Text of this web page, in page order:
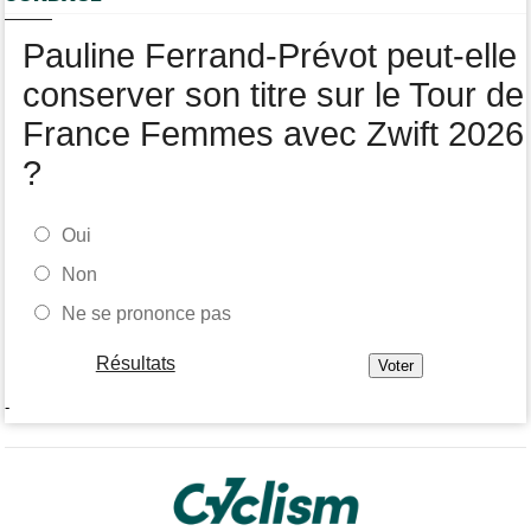
Pauline Ferrand-Prévot peut-elle
conserver son titre sur le Tour de
France Femmes avec Zwift 2026
?
Oui
Non
Ne se prononce pas
Résultats
-